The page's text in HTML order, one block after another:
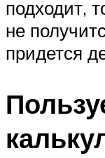
подходит,
не
придется